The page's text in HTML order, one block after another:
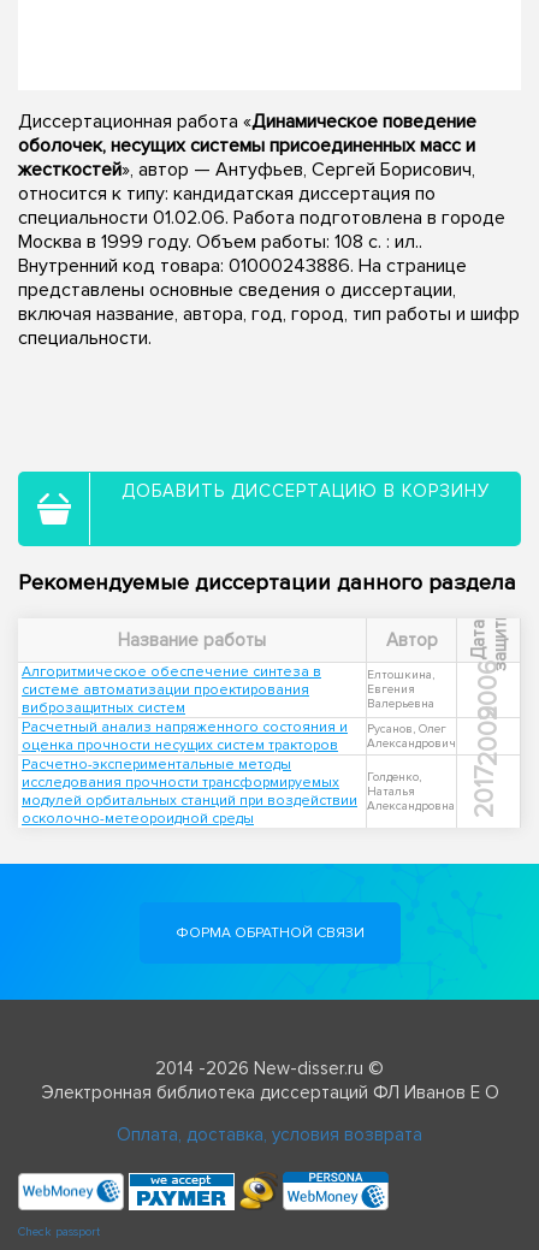
Диссертационная работа «Динамическое поведение
оболочек, несущих системы присоединенных масс и
жесткостей», автор — Антуфьев, Сергей Борисович,
относится к типу: кандидатская диссертация по
специальности 01.02.06. Работа подготовлена в городе
Москва в 1999 году. Объем работы: 108 с. : ил..
Внутренний код товара: 01000243886. На странице
представлены основные сведения о диссертации,
включая название, автора, год, город, тип работы и шифр
специальности.
ДОБАВИТЬ ДИССЕРТАЦИЮ В КОРЗИНУ
Рекомендуемые диссертации данного раздела
Название работы Автор Д
а
т
а
з
а
щ
и
т ы
Алгоритмическое обеспечение синтеза в
системе автоматизации проектирования
виброзащитных систем
Елтошкина,
Евгения
Валерьевна
2006
Расчетный анализ напряженного состояния и
оценка прочности несущих систем тракторов
Русанов, Олег
Александрович
2009
Расчетно-экспериментальные методы
исследования прочности трансформируемых
модулей орбитальных станций при воздействии
осколочно-метеороидной среды
Голденко,
Наталья
Александровна
2017
ФОРМА ОБРАТНОЙ СВЯЗИ
2014 -2026 New-disser.ru ©
Электронная библиотека диссертаций ФЛ Иванов Е О
Оплата, доставка, условия возврата
Check passport